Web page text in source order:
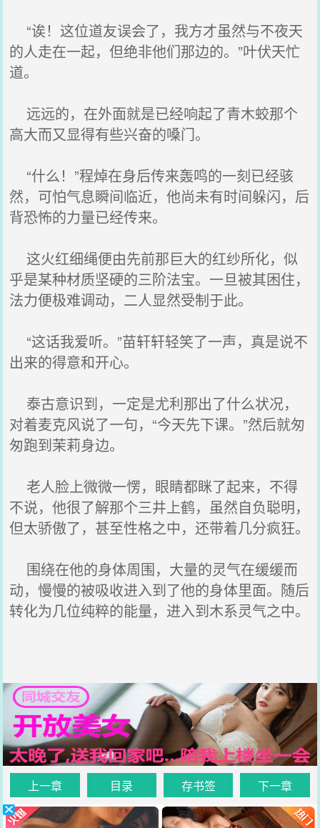
“诶！这位道友误会了，我方才虽然与不夜天
的人走在一起，但绝非他们那边的。”叶伏天忙
道。
远远的，在外面就是已经响起了青木蛟那个
高大而又显得有些兴奋的嗓门。
“什么！”程焯在身后传来轰鸣的一刻已经骇
然，可怕气息瞬间临近，他尚未有时间躲闪，后
背恐怖的力量已经传来。
这火红细绳便由先前那巨大的红纱所化，似
乎是某种材质坚硬的三阶法宝。一旦被其困住，
法力便极难调动，二人显然受制于此。
“这话我爱听。”苗轩轩轻笑了一声，真是说不
出来的得意和开心。
泰古意识到，一定是尤利那出了什么状况，
对着麦克风说了一句，“今天先下课。”然后就匆
匆跑到茉莉身边。
老人脸上微微一愣，眼睛都眯了起来，不得
不说，他很了解那个三井上鹤，虽然自负聪明，
但太骄傲了，甚至性格之中，还带着几分疯狂。
围绕在他的身体周围，大量的灵气在缓缓而
动，慢慢的被吸收进入到了他的身体里面。随后
转化为几位纯粹的能量，进入到木系灵气之中。
上一章 目录 存书签 下一章